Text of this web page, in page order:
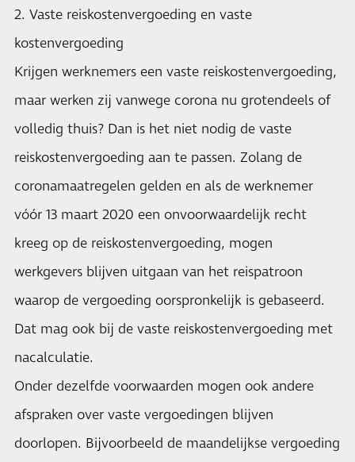
2. Vaste reiskostenvergoeding en vaste
kostenvergoeding
Krijgen werknemers een vaste reiskostenvergoeding,
maar werken zij vanwege corona nu grotendeels of
volledig thuis? Dan is het niet nodig de vaste
reiskostenvergoeding aan te passen. Zolang de
coronamaatregelen gelden en als de werknemer
vóór 13 maart 2020 een onvoorwaardelijk recht
kreeg op de reiskostenvergoeding, mogen
werkgevers blijven uitgaan van het reispatroon
waarop de vergoeding oorspronkelijk is gebaseerd.
Dat mag ook bij de vaste reiskostenvergoeding met
nacalculatie.
Onder dezelfde voorwaarden mogen ook andere
afspraken over vaste vergoedingen blijven
doorlopen. Bijvoorbeeld de maandelijkse vergoeding